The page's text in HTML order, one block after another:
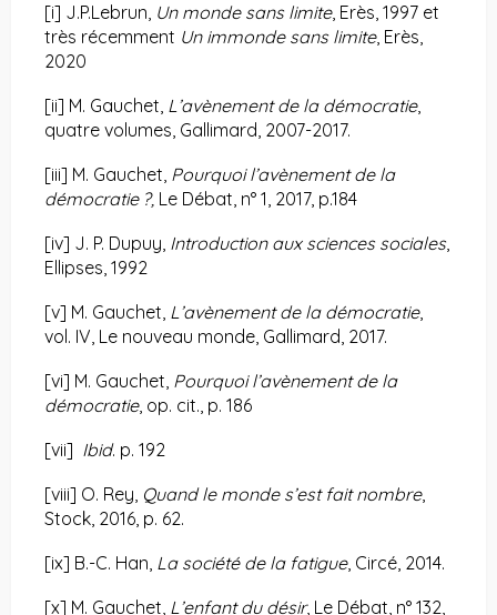
[i] J.P.Lebrun, Un monde sans limite, Erès, 1997 et
très récemment Un immonde sans limite, Erès,
2020
[ii] M. Gauchet, L’avènement de la démocratie,
quatre volumes, Gallimard, 2007-2017.
[iii] M. Gauchet, Pourquoi l’avènement de la
démocratie ?, Le Débat, n° 1, 2017, p.184
[iv] J. P. Dupuy, Introduction aux sciences sociales,
Ellipses, 1992
[v] M. Gauchet, L’avènement de la démocratie,
vol. IV, Le nouveau monde, Gallimard, 2017.
[vi] M. Gauchet, Pourquoi l’avènement de la
démocratie, op. cit., p. 186
[vii] Ibid. p. 192
[viii] O. Rey, Quand le monde s’est fait nombre,
Stock, 2016, p. 62.
[ix] B.-C. Han, La société de la fatigue, Circé, 2014.
[x] M. Gauchet, L’enfant du désir, Le Débat, n° 132,